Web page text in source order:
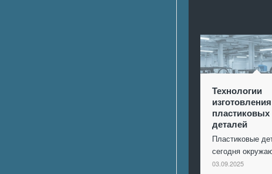
Технологии
изготовления
пластиковых
деталей
Пластиковые
сегодня
03.09.2025